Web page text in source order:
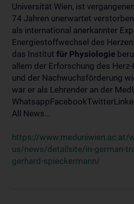
Universität Wien, ist
74 Jahren unerwartet
als international anerkannter
Energiestoffwechsel des
das Institut für Physiologie
allem der Erforschung des
und der Nachwuchsförderung
war er als Lehrender an der
All News...
https://www.meduniwien.ac.at/
us/news/detailsite/in-german-
gerhard-spieckermann/